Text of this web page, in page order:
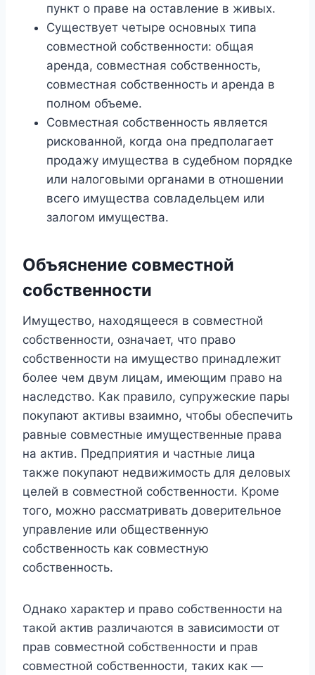
пункт о праве на оставление в живых.
Существует четыре основных типа
совместной собственности: общая
аренда, совместная собственность,
совместная собственность и аренда в
полном объеме.
Совместная собственность является
рискованной, когда она предполагает
продажу имущества в судебном порядке
или налоговыми органами в отношении
всего имущества совладельцем или
залогом имущества.
Объяснение совместной
собственности
Имущество, находящееся в совместной
собственности, означает, что право
собственности на имущество принадлежит
более чем двум лицам, имеющим право на
наследство. Как правило, супружеские пары
покупают активы взаимно, чтобы обеспечить
равные совместные имущественные права
на актив. Предприятия и частные лица
также покупают недвижимость для деловых
целей в совместной собственности. Кроме
того, можно рассматривать доверительное
управление или общественную
собственность как совместную
собственность.
Однако характер и право собственности на
такой актив различаются в зависимости от
прав совместной собственности и прав
совместной собственности, таких как —